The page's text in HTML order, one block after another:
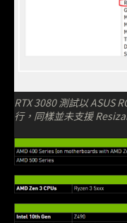
RTX 3080 測試以 ASUS
行，同樣並未支援